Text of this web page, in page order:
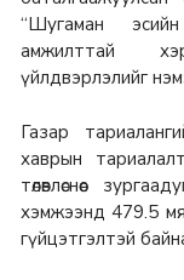
“Шугаман эсийн
амжилттай
үйлдвэрлэлийг
Газар
хаврын
төлөвлөснөөс
хэмжээнд 479.5
гүйцэтгэлтэй